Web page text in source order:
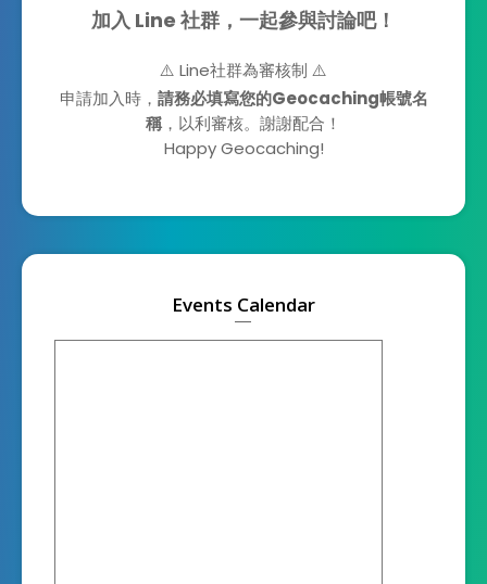
加入 Line 社群，一起參與討論吧！
⚠️ Line社群為審核制 ⚠️
申請加入時， 請務必填寫您的Geocaching帳號名
稱 ，以利審核。謝謝配合！
Happy Geocaching!
Events Calendar